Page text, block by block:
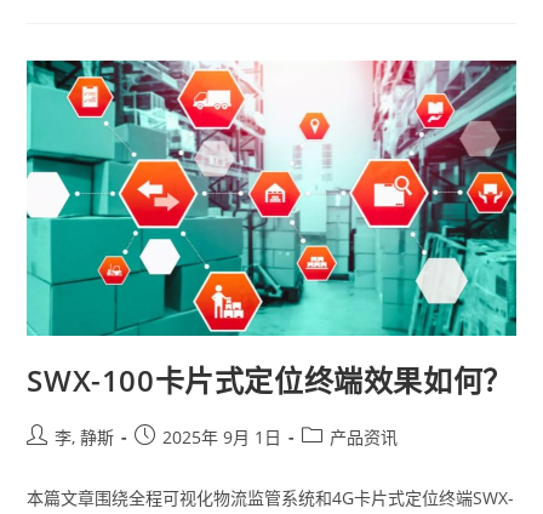
SWX-100卡片式定位终端效果如何？
李, 静斯 2025年 9月 1日 产品资讯
本篇文章围绕全程可视化物流监管系统和4G卡片式定位终端SWX-